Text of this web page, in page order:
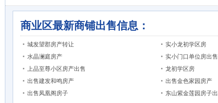
商业区最新商铺出售信息：
城发望郡房产转让
实小龙初学区房
水晶澜庭房产
实小门口单位房出售
上品至尊小区房产出售
龙初学区房
出售建发和鸣房产
出售金色家园房产
出售凤凰阁房子
东山紫金莲园房子